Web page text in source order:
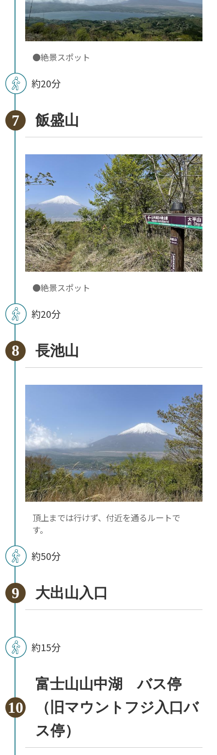
●絶景スポット
約20分
飯盛山
●絶景スポット
約20分
長池山
頂上までは行けず、付近を通るルートで
す。
約50分
大出山入口
約15分
富士山山中湖 バス停
（旧マウントフジ入口バ
ス停）